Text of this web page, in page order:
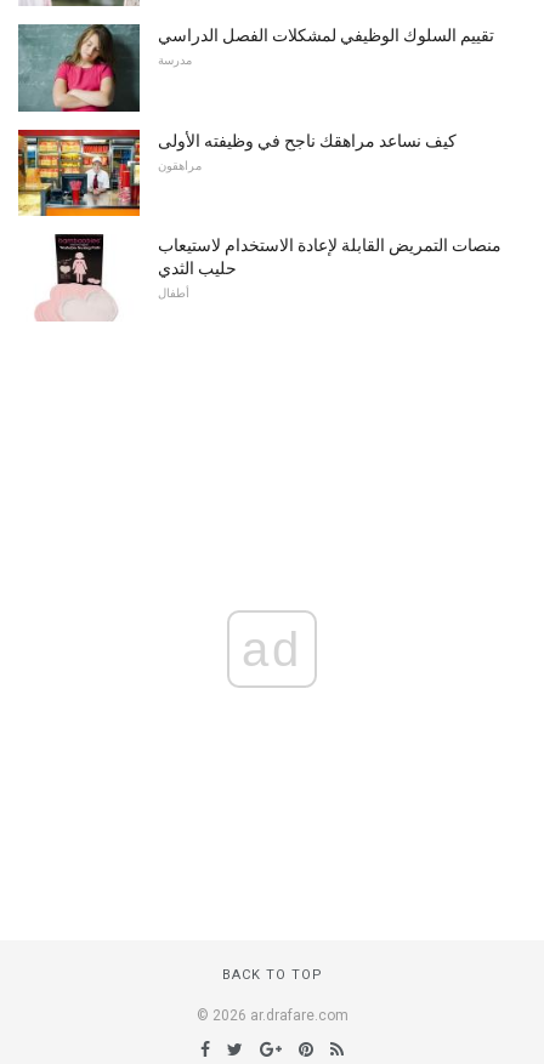
تقييم السلوك الوظيفي لمشكلات الفصل الدراسي
مدرسة
كيف نساعد مراهقك ناجح في وظيفته الأولى
مراهقون
منصات التمريض القابلة لإعادة الاستخدام لاستيعاب
حليب الثدي
أطفال
ad
BACK TO TOP
© 2026 ar.drafare.com